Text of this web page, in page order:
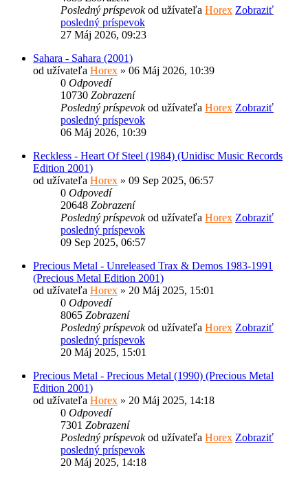
Posledný príspevokod užívateľa Horex Zobraziť
posledný príspevok
27 Máj 2026, 09:23
Sahara - Sahara (2001)
od užívateľa Horex » 06 Máj 2026, 10:39
0 Odpovedí
10730 Zobrazení
Posledný príspevokod užívateľa Horex Zobraziť
posledný príspevok
06 Máj 2026, 10:39
Reckless - Heart Of Steel (1984) (Unidisc Music Records
Edition 2001)
od užívateľa Horex » 09 Sep 2025, 06:57
0 Odpovedí
20648 Zobrazení
Posledný príspevokod užívateľa Horex Zobraziť
posledný príspevok
09 Sep 2025, 06:57
Precious Metal - Unreleased Trax & Demos 1983-1991
(Precious Metal Edition 2001)
od užívateľa Horex » 20 Máj 2025, 15:01
0 Odpovedí
8065 Zobrazení
Posledný príspevokod užívateľa Horex Zobraziť
posledný príspevok
20 Máj 2025, 15:01
Precious Metal - Precious Metal (1990) (Precious Metal
Edition 2001)
od užívateľa Horex » 20 Máj 2025, 14:18
0 Odpovedí
7301 Zobrazení
Posledný príspevokod užívateľa Horex Zobraziť
posledný príspevok
20 Máj 2025, 14:18